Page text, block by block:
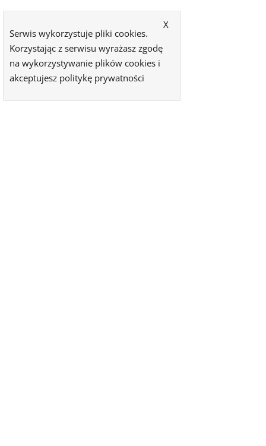
X
Serwis wykorzystuje pliki cookies.
Korzystając z serwisu wyrażasz zgodę
na wykorzystywanie plików cookies i
akceptujesz politykę prywatności